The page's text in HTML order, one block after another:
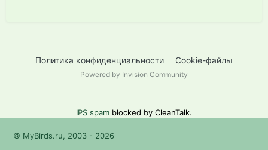
Политика конфиденциальности Cookie-файлы
Powered by Invision Community
IPS spam blocked by CleanTalk.
© MyBirds.ru, 2003 - 2026